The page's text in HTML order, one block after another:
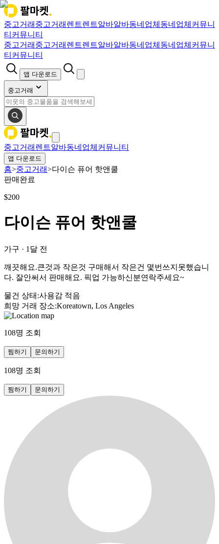
중고거래 중고거래 렌트렌트알바알바동네업체 동네업체 커뮤니
티 커뮤니티
중고거래 중고거래 렌트렌트알바알바동네업체 동네업체 커뮤니
티 커뮤니티
앱 다운로드
중고거래
중고거래 렌트알바동네업체 커뮤니티
앱 다운로드
홈>중고거래>다이슨 퓨어 핫앤쿨
판매완료
$200
다이슨 퓨어 핫앤쿨
가구 · 1달 전
깨끗해요.큰것과 작은것 구매해서 작은건 몇번쓰지못했습니
다. 잘안써서 판매해요. 픽업 가능하신분연락주세요~
물건 상태 :사용감 적음
희망 거래 장소:Koreatown, Los Angeles
108명 조회
찜하기 문의하기
108명 조회
찜하기 문의하기